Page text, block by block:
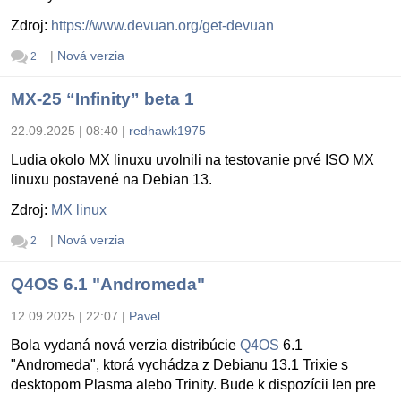
Zdroj: https://www.devuan.org/get-devuan
2 | Nová verzia
MX-25 “Infinity” beta 1
22.09.2025 | 08:40 | redhawk1975
Ludia okolo MX linuxu uvolnili na testovanie prvé ISO MX
linuxu postavené na Debian 13.
Zdroj: MX linux
2 | Nová verzia
Q4OS 6.1 "Andromeda"
12.09.2025 | 22:07 | Pavel
Bola vydaná nová verzia distribúcie Q4OS 6.1
"Andromeda", ktorá vychádza z Debianu 13.1 Trixie s
desktopom Plasma alebo Trinity. Bude k dispozícii len pre